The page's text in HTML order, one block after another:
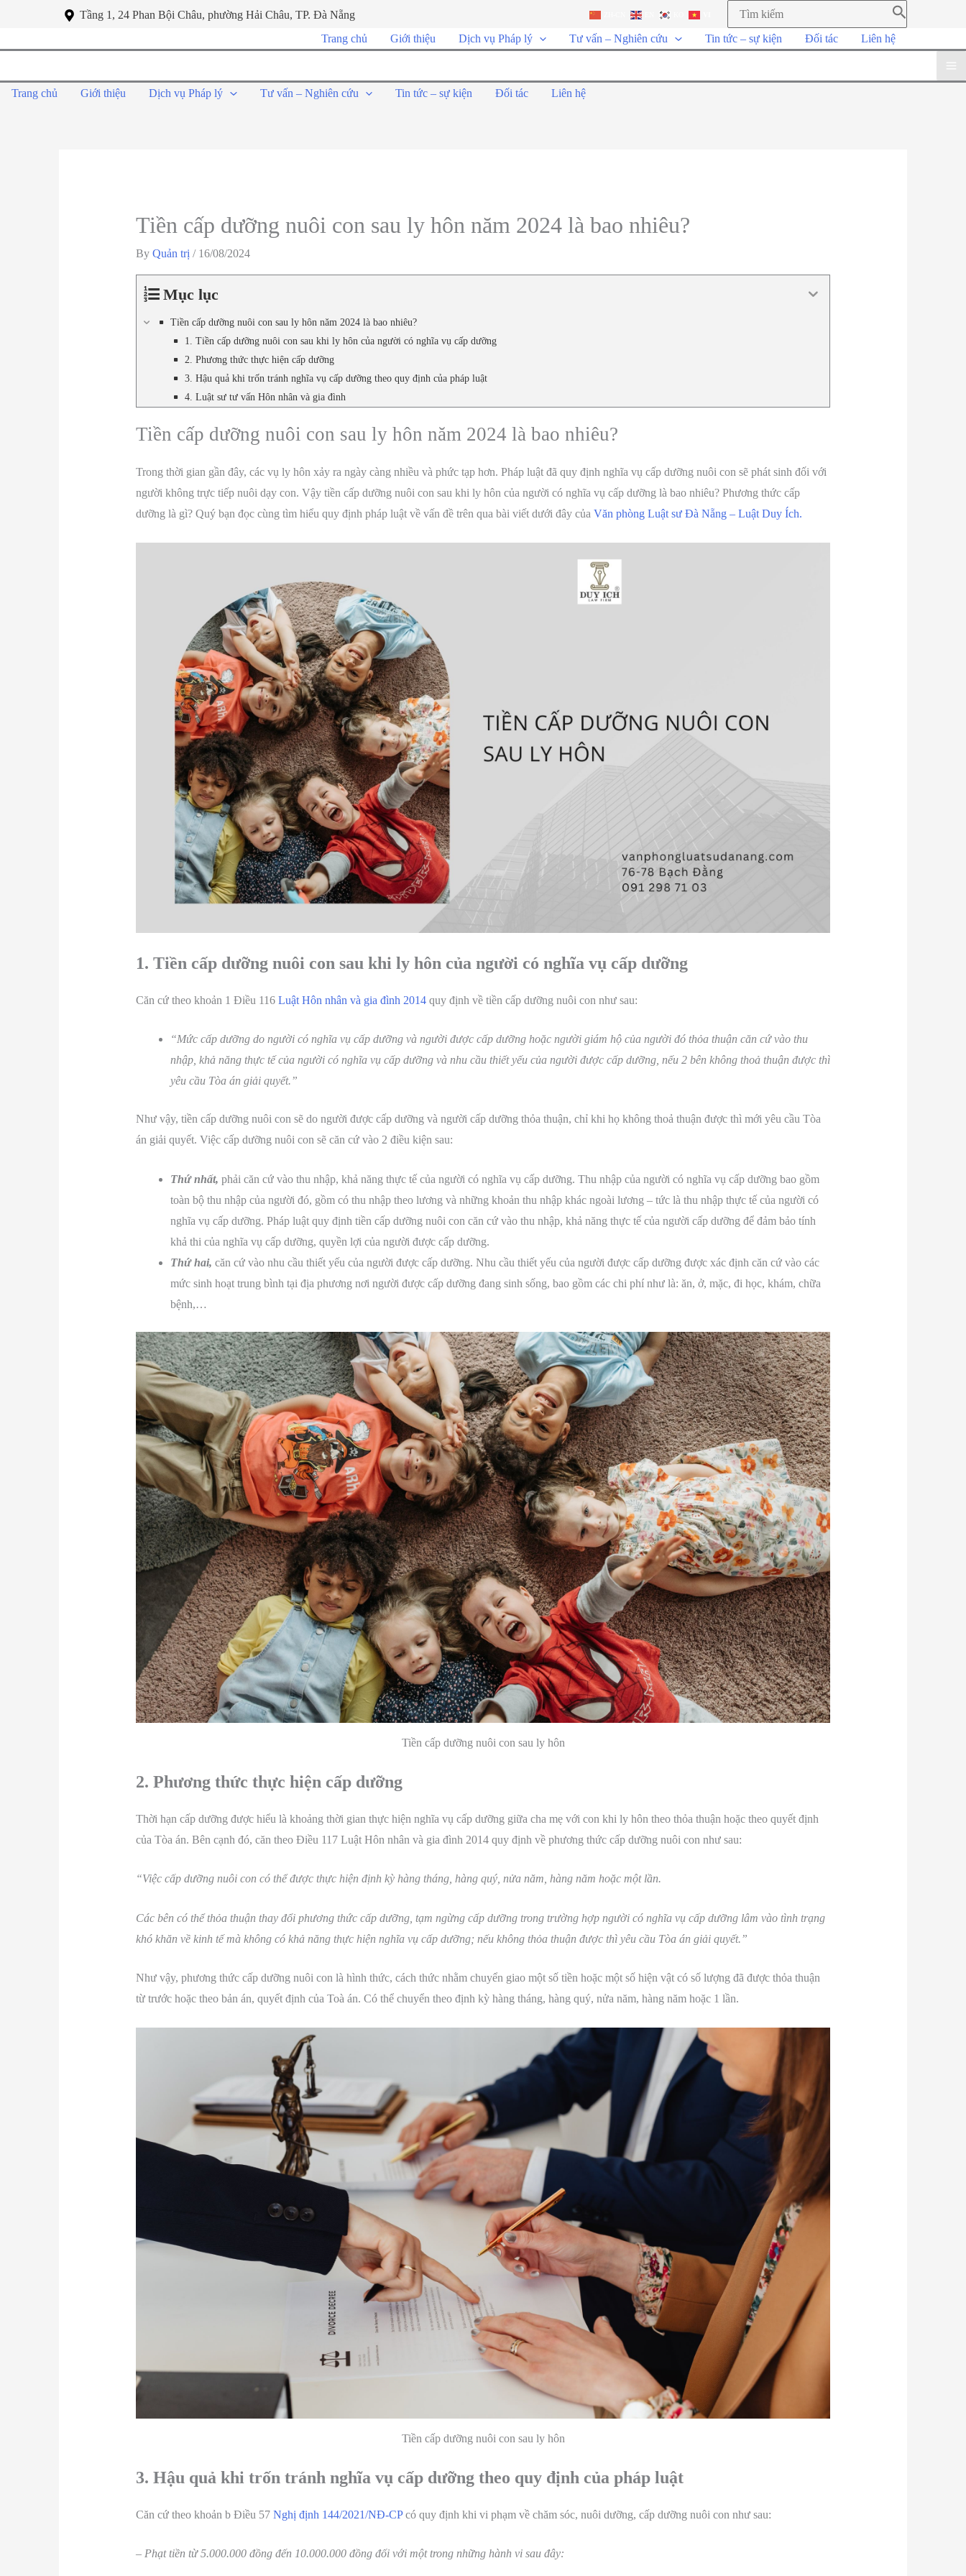
Tầng 1, 24 Phan Bội Châu, phường Hải Châu, TP. Đà Nẵng
Trang chủ Giới thiệu Dịch vụ Pháp lý Tư vấn – Nghiên cứu Tin tức – sự kiện Đối tác Liên hệ
Trang chủ Giới thiệu Dịch vụ Pháp lý Tư vấn – Nghiên cứu Tin tức – sự kiện Đối tác Liên hệ
Tiền cấp dưỡng nuôi con sau ly hôn năm 2024 là bao nhiêu?
By Quản trị / 16/08/2024
Mục lục
Tiền cấp dưỡng nuôi con sau ly hôn năm 2024 là bao nhiêu?
1. Tiền cấp dưỡng nuôi con sau khi ly hôn của người có nghĩa vụ cấp dưỡng
2. Phương thức thực hiện cấp dưỡng
3. Hậu quả khi trốn tránh nghĩa vụ cấp dưỡng theo quy định của pháp luật
4. Luật sư tư vấn Hôn nhân và gia đình
Tiền cấp dưỡng nuôi con sau ly hôn năm 2024 là bao nhiêu?
Trong thời gian gần đây, các vụ ly hôn xảy ra ngày càng nhiều và phức tạp hơn. Pháp luật đã quy định nghĩa vụ cấp dưỡng nuôi con sẽ phát sinh đối với
người không trực tiếp nuôi dạy con. Vậy tiền cấp dưỡng nuôi con sau khi ly hôn của người có nghĩa vụ cấp dưỡng là bao nhiêu? Phương thức cấp
dưỡng là gì? Quý bạn đọc cùng tìm hiểu quy định pháp luật về vấn đề trên qua bài viết dưới đây của Văn phòng Luật sư Đà Nẵng – Luật Duy Ích.
1. Tiền cấp dưỡng nuôi con sau khi ly hôn của người có nghĩa vụ cấp dưỡng
Căn cứ theo khoản 1 Điều 116 Luật Hôn nhân và gia đình 2014quy định về tiền cấp dưỡng nuôi con như sau:
“Mức cấp dưỡng do người có nghĩa vụ cấp dưỡng và người được cấp dưỡng hoặc người giám hộ của người đó thỏa thuận căn cứ vào thu
nhập, khả năng thực tế của người có nghĩa vụ cấp dưỡng và nhu cầu thiết yếu của người được cấp dưỡng, nếu 2 bên không thoả thuận được thì
yêu cầu Tòa án giải quyết.”
Như vậy, tiền cấp dưỡng nuôi con sẽ do người được cấp dưỡng và người cấp dưỡng thỏa thuận, chỉ khi họ không thoả thuận được thì mới yêu cầu Tòa
án giải quyết. Việc cấp dưỡng nuôi con sẽ căn cứ vào 2 điều kiện sau:
Thứ nhất, phải căn cứ vào thu nhập, khả năng thực tế của người có nghĩa vụ cấp dưỡng. Thu nhập của người có nghĩa vụ cấp dưỡng bao gồm
toàn bộ thu nhập của người đó, gồm có thu nhập theo lương và những khoản thu nhập khác ngoài lương – tức là thu nhập thực tế của người có
nghĩa vụ cấp dưỡng. Pháp luật quy định tiền cấp dưỡng nuôi con căn cứ vào thu nhập, khả năng thực tế của người cấp dưỡng để đảm bảo tính
khả thi của nghĩa vụ cấp dưỡng, quyền lợi của người được cấp dưỡng.
Thứ hai, căn cứ vào nhu cầu thiết yếu của người được cấp dưỡng. Nhu cầu thiết yếu của người được cấp dưỡng được xác định căn cứ vào các
mức sinh hoạt trung bình tại địa phương nơi người được cấp dưỡng đang sinh sống, bao gồm các chi phí như là: ăn, ở, mặc, đi học, khám, chữa
bệnh,…
Tiền cấp dưỡng nuôi con sau ly hôn
2. Phương thức thực hiện cấp dưỡng
Thời hạn cấp dưỡng được hiểu là khoảng thời gian thực hiện nghĩa vụ cấp dưỡng giữa cha mẹ với con khi ly hôn theo thỏa thuận hoặc theo quyết định
của Tòa án. Bên cạnh đó, căn theo Điều 117 Luật Hôn nhân và gia đình 2014 quy định về phương thức cấp dưỡng nuôi con như sau:
“Việc cấp dưỡng nuôi con có thể được thực hiện định kỳ hàng tháng, hàng quý, nửa năm, hàng năm hoặc một lần.
Các bên có thể thỏa thuận thay đổi phương thức cấp dưỡng, tạm ngừng cấp dưỡng trong trường hợp người có nghĩa vụ cấp dưỡng lâm vào tình trạng
khó khăn về kinh tế mà không có khả năng thực hiện nghĩa vụ cấp dưỡng; nếu không thỏa thuận được thì yêu cầu Tòa án giải quyết.”
Như vậy, phương thức cấp dưỡng nuôi con là hình thức, cách thức nhằm chuyển giao một số tiền hoặc một số hiện vật có số lượng đã được thỏa thuận
từ trước hoặc theo bản án, quyết định của Toà án. Có thể chuyển theo định kỳ hàng tháng, hàng quý, nửa năm, hàng năm hoặc 1 lần.
Tiền cấp dưỡng nuôi con sau ly hôn
3. Hậu quả khi trốn tránh nghĩa vụ cấp dưỡng theo quy định của pháp luật
Căn cứ theo khoản b Điều 57 Nghị định 144/2021/NĐ-CPcó quy định khi vi phạm về chăm sóc, nuôi dưỡng, cấp dưỡng nuôi con như sau:
– Phạt tiền từ 5.000.000 đồng đến 10.000.000 đồng đối với một trong những hành vi sau đây: